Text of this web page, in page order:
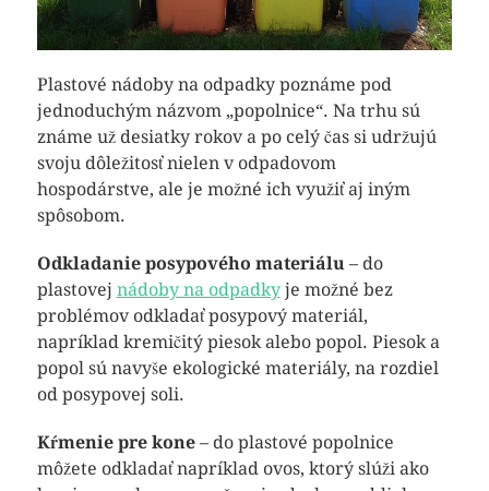
Plastové nádoby na odpadky poznáme pod
jednoduchým názvom „popolnice“. Na trhu sú
známe už desiatky rokov a po celý čas si udržujú
svoju dôležitosť nielen v odpadovom
hospodárstve, ale je možné ich využiť aj iným
spôsobom.
Odkladanie posypového materiálu – do
plastovej nádoby na odpadkyje možné bez
problémov odkladať posypový materiál,
napríklad kremičitý piesok alebo popol. Piesok a
popol sú navyše ekologické materiály, na rozdiel
od posypovej soli.
Kŕmenie pre kone – do plastové popolnice
môžete odkladať napríklad ovos, ktorý slúži ako